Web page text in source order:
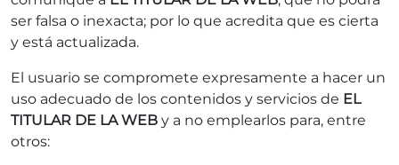
ser falsa o inexacta; por lo que acredita que es cierta
y está actualizada.
El usuario se compromete expresamente a hacer un
uso adecuado de los contenidos y servicios de EL
TITULAR DE LA WEB y a no emplearlos para, entre
otros: